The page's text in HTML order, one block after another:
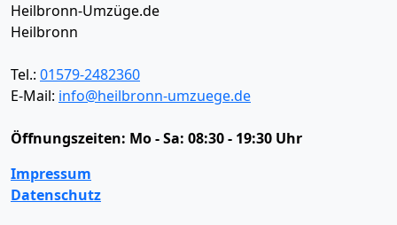
Heilbronn-Umzüge.de
Heilbronn
Tel.: 01579-2482360
E-Mail: info@heilbronn-umzuege.de
Öffnungszeiten: Mo - Sa: 08:30 - 19:30 Uhr
Impressum
Datenschutz